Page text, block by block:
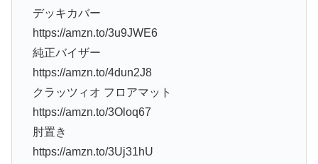
デッキカバー
https://amzn.to/3u9JWE6
純正バイザー
https://amzn.to/4dun2J8
クラッツィオ フロアマット
https://amzn.to/3Oloq67
肘置き
https://amzn.to/3Uj31hU